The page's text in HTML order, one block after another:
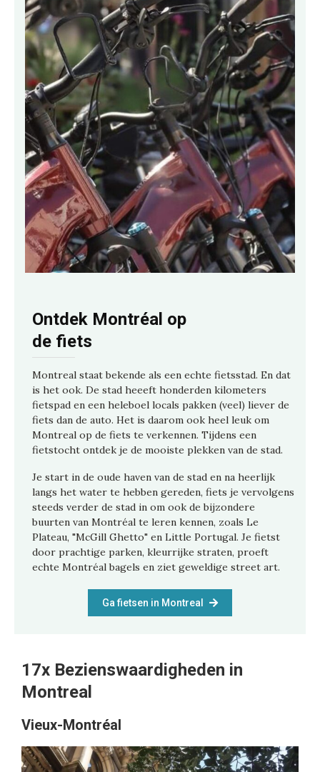
Ontdek Montréal op
de fiets
Montreal staat bekende als een echte fietsstad. En dat
is het ook. De stad heeeft honderden kilometers
fietspad en een heleboel locals pakken (veel) liever de
fiets dan de auto. Het is daarom ook heel leuk om
Montreal op de fiets te verkennen. Tijdens een
fietstocht ontdek je de mooiste plekken van de stad.
Je start in de oude haven van de stad en na heerlijk
langs het water te hebben gereden, fiets je vervolgens
steeds verder de stad in om ook de bijzondere
buurten van Montréal te leren kennen, zoals Le
Plateau, "McGill Ghetto" en Little Portugal. Je fietst
door prachtige parken, kleurrijke straten, proeft
echte Montréal bagels en ziet geweldige street art.
Ga fietsen in Montreal
17x Bezienswaardigheden in
Montreal
Vieux-Montréal